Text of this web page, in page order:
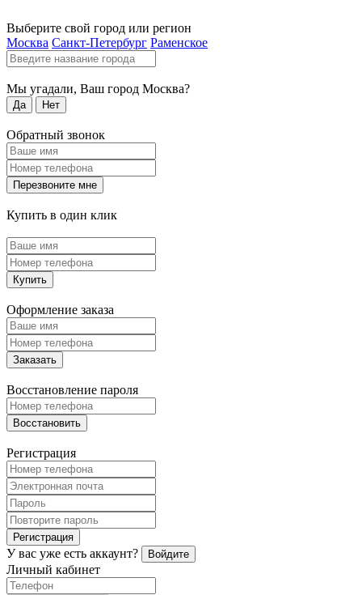
Выберите свой город или регион
Москва Санкт-Петербург Раменское
Мы угадали, Ваш город Москва?
Да Нет
Обратный звонок
Перезвоните мне
Купить в один клик
Купить
Оформление заказа
Заказать
Восстановление пароля
Восстановить
Регистрация
Регистрация
У вас уже есть аккаунт? Войдите
Личный кабинет